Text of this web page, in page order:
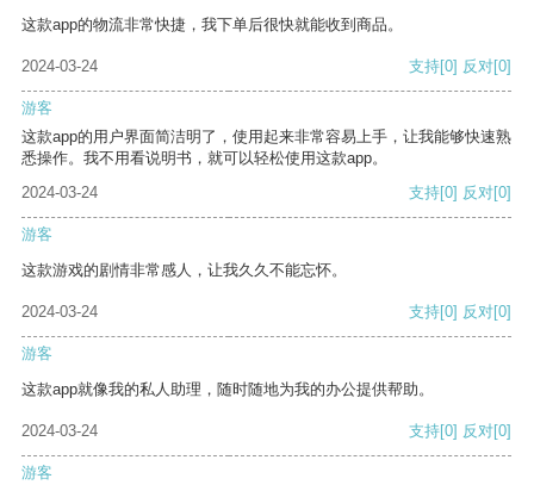
这款app的物流非常快捷，我下单后很快就能收到商品。
2024-03-24 支持[0] 反对[0]
游客
这款app的用户界面简洁明了，使用起来非常容易上手，让我能够快速熟
悉操作。我不用看说明书，就可以轻松使用这款app。
2024-03-24
支持[0] 反对[0]
游客
这款游戏的剧情非常感人，让我久久不能忘怀。
2024-03-24 支持[0] 反对[0]
游客
这款app就像我的私人助理，随时随地为我的办公提供帮助。
2024-03-24 支持[0] 反对[0]
游客